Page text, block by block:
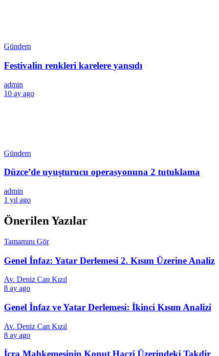
Gündem
Festivalin renkleri karelere yansıdı
admin
10 ay ago
Gündem
Düzce’de uyuşturucu operasyonuna 2 tutuklama
admin
1 yıl ago
Önerilen Yazılar
Tamamını Gör
Genel İnfaz: Yatar Derlemesi 2. Kısım Üzerine Analiz
Av. Deniz Can Kızıl
8 ay ago
Genel İnfaz ve Yatar Derlemesi: İkinci Kısım Analizi
Av. Deniz Can Kızıl
8 ay ago